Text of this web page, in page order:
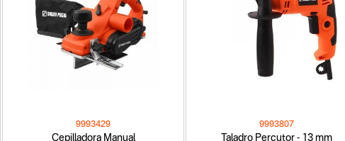
Cepilladora Manual
9993429
Taladro Percutor - 13 mm
9993807